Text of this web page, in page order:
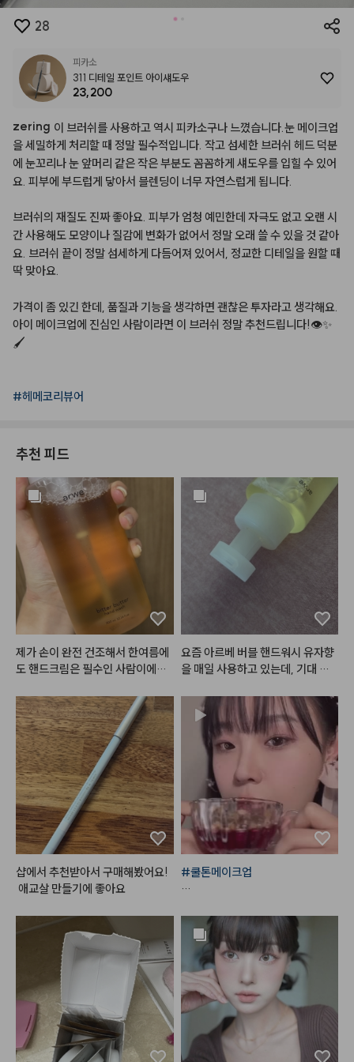
28
피카소
311 디테일 포인트 아이섀도우
23,200
zering 이 브러쉬를사용하고 역시 피카소구나 느꼈습니다.눈 메이크업
을세밀하게 처리할 때 정말 필수적입니다. 작고 섬세한 브러쉬 헤드 덕분
에 눈꼬리나눈앞머리 같은작은부분도꼼꼼하게 섀도우를 입힐 수 있어
요. 피부에 부드럽게 닿아서 블렌딩이 너무자연스럽게 됩니다.
브러쉬의 재질도 진짜좋아요. 피부가 엄청 예민한데 자극도 없고오랜 시
간사용해도모양이나 질감에 변화가 없어서 정말오래 쓸수 있을 것 같아
요. 브러쉬 끝이 정말 섬세하게 다듬어져 있어서, 정교한 디테일을 원할 때
딱 맞아요.
가격이 좀 있긴 한데, 품질과 기능을 생각하면 괜찮은투자라고 생각해요.
아이 메이크업에 진심인 사람이라면 이 브러쉬 정말추천드립니다!👁️✨
🖌️
#헤메코리뷰어
추천 피드
제가 손이 완전 건조해서 한여름에
도 핸드크림은 필수인 사람이에요.
안 바르면 각질 생길만큼 금방 손
이 마르고 건조해지는데, 이 제품은
손 씻고나서 건조하거나 당김이 없
어서 좋았어요!!
#헤메코리뷰어
요즘 아르베 버블 핸드워시 유자향
을 매일 사용하고 있는데, 기대 이
기분이 참 좋아지더라고요. 펌핑하
자마자 밀도 높고 쫀득한 거품이 풍
성하게 바로 나와서 사용하기 정말
편하고, 식물 유래 세정 성분과 자
연 유래 추출물이 들어가 피부에 자
극 없이 순하게 사용할 수 있다는
점이 진짜 안심됐어요. 특히 인공
적이지 않고 마치 진짜 생유자를 바
로 짠 듯 상큼하고 싱그러운 유자향
이 은은하게 퍼져서 씻고 난 후에도
손에 산뜻한 잔향이 오래 남는 게
너무 기분 좋더라고요. 세정력은
서 손을 자주 씻어도 피부가 당기거
나 건조해지지 않고 촉촉함이 유지
되는 점도 너무 만족스러웠어요. 용
기 디자인도 모던하고 깔끔해서 욕
실 세면대에 올려두기만 해도 감성
적인 인테리어 효과까지 더해주는
데일리템으로 실용성 좋고 기분도
좋아지는 제품이에요.💛🍋
샵에서 추천받아서 구매해봤어요!
애교살 만들기에 좋아요
#쿨톤메이크업
Base
#한스킨 다크써클 커버컨실러 '로
+ #꾸셀
Shadow
#데이지크#웜쿨블렌딩컬렉션
쿨블렌딩섀도우팔레트